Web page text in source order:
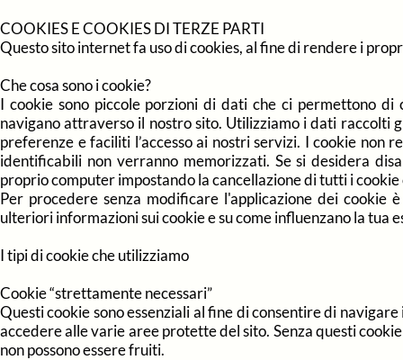
COOKIES E COOKIES DI TERZE PARTI
Questo sito internet fa uso di cookies, al fine di rendere i
Che cosa sono i cookie?
I cookie sono piccole porzioni di dati che ci permettono
navigano attraverso il nostro sito. Utilizziamo i dati raccolti
preferenze e faciliti l’accesso ai nostri servizi. I cookie
identificabili non verranno memorizzati. Se si desidera
proprio computer impostando la cancellazione di tutti i
Per procedere senza modificare l'applicazione dei cookie
ulteriori informazioni sui cookie e su come influenzano la tua
I tipi di cookie che utilizziamo
Cookie “strettamente necessari”
Questi cookie sono essenziali al fine di consentire di
accedere alle varie aree protette del sito. Senza questi
non possono essere fruiti.